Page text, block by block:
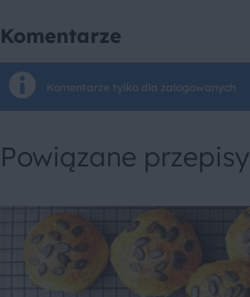
Komentarze
Komentarze tylko dla zalogowanych
Powiązane przepisy